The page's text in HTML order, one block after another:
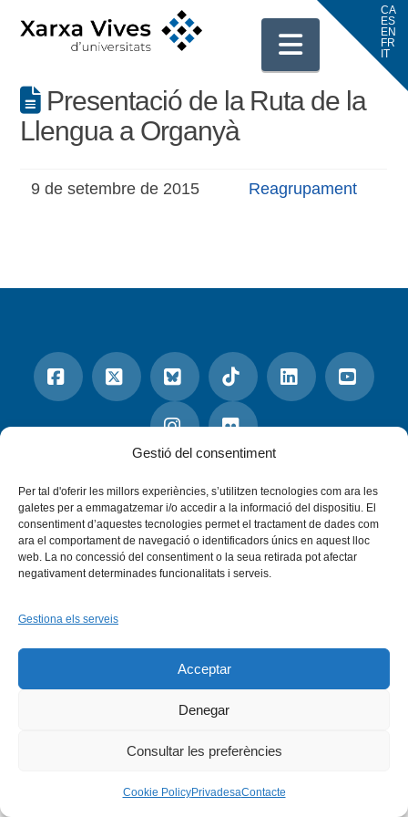
Gestió del consentiment
Per tal d'oferir les millors experiències, s’utilitzen tecnologies com ara les
galetes per a emmagatzemar i/o accedir a la informació del dispositiu. El
consentiment d’aquestes tecnologies permet el tractament de dades com
ara el comportament de navegació o identificadors únics en aquest lloc
web. La no concessió del consentiment o la seua retirada pot afectar
negativament determinades funcionalitats i serveis.
Gestiona els serveis
Acceptar
Denegar
Consultar les preferències
Cookie PolicyPrivadesaContacte
Presentació de la Ruta de la
Llengua a Organyà
9 de setembre de 2015 Reagrupament
Facebook
X BlueskyTiktok LinkedIn
DESENVOLUPAMENT SOSTENIBLE
TRANSPARÈNCIA
AVÍS LEGAL PRIVADESA
Copyright © 2026 -Xarxa Vives d'Universitats